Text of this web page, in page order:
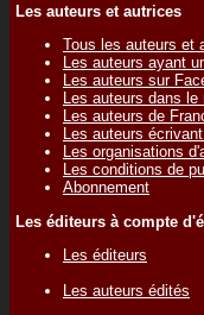
Les auteurs et autrices
Tous les auteurs et
Les auteurs ayant
Les auteurs sur
Les auteurs dans le
Les auteurs de
Les auteurs
Les organisations
Les conditions de
Abonnement
Les éditeurs à compte
Les éditeurs
Les auteurs édités